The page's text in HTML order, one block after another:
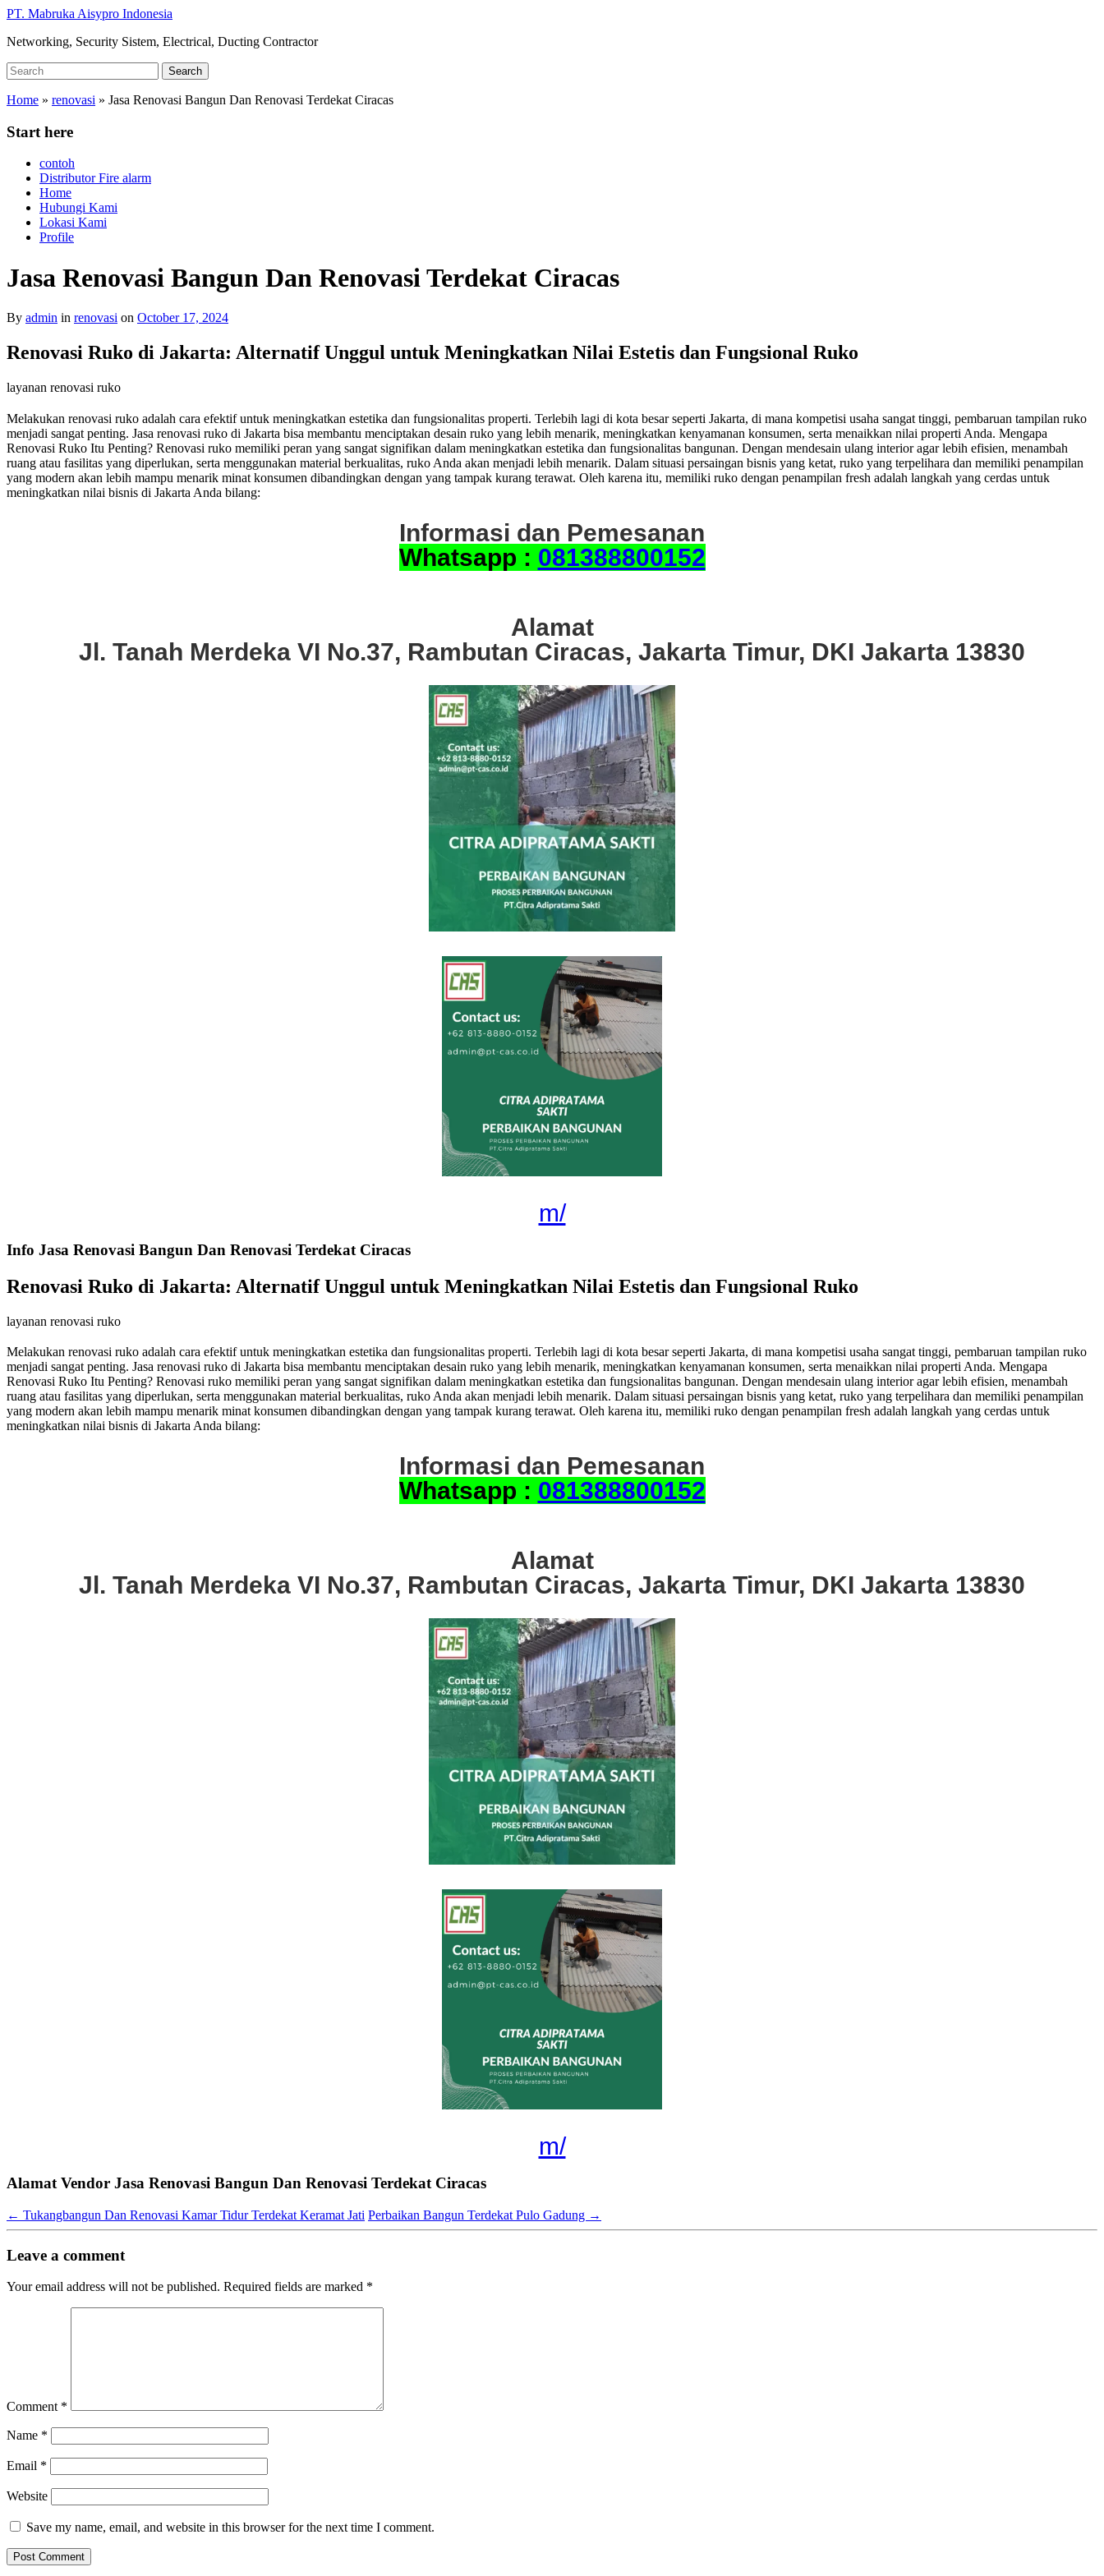
Skip
main
PT. Mabruka Aisypro Indonesia
Networking, Security Sistem, Electrical, Ducting Contractor
Search
for:
Search
Home » renovasi » Jasa Renovasi Bangun Dan Renovasi Terdekat Ciracas
Start here
contoh
Distributor Fire alarm
Home
Hubungi Kami
Lokasi Kami
Profile
Jasa Renovasi Bangun Dan Renovasi Terdekat Ciracas
By admin in renovasi on October 17, 2024
Renovasi Ruko di Jakarta: Alternatif Unggul untuk Meningkatkan Nilai Estetis dan Fungsional Ruko
layanan renovasi ruko
Melakukan renovasi ruko adalah cara efektif untuk meningkatkan estetika dan fungsionalitas properti. Terlebih lagi di kota besar seperti Jakarta, di mana kompetisi usaha sangat tinggi, pembaruan tampilan ruko
menjadi sangat penting. Jasa renovasi ruko di Jakarta bisa membantu menciptakan desain ruko yang lebih menarik, meningkatkan kenyamanan konsumen, serta menaikkan nilai properti Anda. Mengapa
Renovasi Ruko Itu Penting? Renovasi ruko memiliki peran yang sangat signifikan dalam meningkatkan estetika dan fungsionalitas bangunan. Dengan mendesain ulang interior agar lebih efisien, menambah
ruang atau fasilitas yang diperlukan, serta menggunakan material berkualitas, ruko Anda akan menjadi lebih menarik. Dalam situasi persaingan bisnis yang ketat, ruko yang terpelihara dan memiliki penampilan
yang modern akan lebih mampu menarik minat konsumen dibandingkan dengan yang tampak kurang terawat. Oleh karena itu, memiliki ruko dengan penampilan fresh adalah langkah yang cerdas untuk
meningkatkan nilai bisnis di Jakarta Anda bilang:
Informasi dan Pemesanan
Whatsapp : 081388800152
Alamat
Jl. Tanah Merdeka VI No.37, Rambutan Ciracas, Jakarta Timur, DKI Jakarta 13830
m/
Info Jasa Renovasi Bangun Dan Renovasi Terdekat Ciracas
Renovasi Ruko di Jakarta: Alternatif Unggul untuk Meningkatkan Nilai Estetis dan Fungsional Ruko
layanan renovasi ruko
Melakukan renovasi ruko adalah cara efektif untuk meningkatkan estetika dan fungsionalitas properti. Terlebih lagi di kota besar seperti Jakarta, di mana kompetisi usaha sangat tinggi, pembaruan tampilan ruko
menjadi sangat penting. Jasa renovasi ruko di Jakarta bisa membantu menciptakan desain ruko yang lebih menarik, meningkatkan kenyamanan konsumen, serta menaikkan nilai properti Anda. Mengapa
Renovasi Ruko Itu Penting? Renovasi ruko memiliki peran yang sangat signifikan dalam meningkatkan estetika dan fungsionalitas bangunan. Dengan mendesain ulang interior agar lebih efisien, menambah
ruang atau fasilitas yang diperlukan, serta menggunakan material berkualitas, ruko Anda akan menjadi lebih menarik. Dalam situasi persaingan bisnis yang ketat, ruko yang terpelihara dan memiliki penampilan
yang modern akan lebih mampu menarik minat konsumen dibandingkan dengan yang tampak kurang terawat. Oleh karena itu, memiliki ruko dengan penampilan fresh adalah langkah yang cerdas untuk
meningkatkan nilai bisnis di Jakarta Anda bilang:
Informasi dan Pemesanan
Whatsapp : 081388800152
Alamat
Jl. Tanah Merdeka VI No.37, Rambutan Ciracas, Jakarta Timur, DKI Jakarta 13830
m/
Alamat Vendor Jasa Renovasi Bangun Dan Renovasi Terdekat Ciracas
← Tukangbangun Dan Renovasi Kamar Tidur Terdekat Keramat Jati Perbaikan Bangun Terdekat Pulo Gadung →
Leave a comment
Your email address will not be published. Required fields are marked *
Comment *
Name *
Email *
Website
Save my name, email, and website in this browser for the next time I comment.